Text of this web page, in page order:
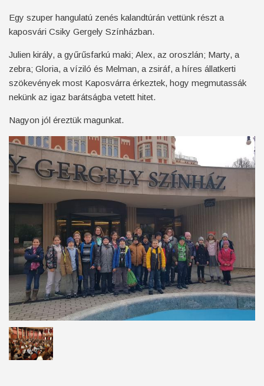
Egy szuper hangulatú zenés kalandtúrán vettünk részt a
kaposvári Csiky Gergely Színházban.
Julien király, a gyűrűsfarkú maki; Alex, az oroszlán; Marty, a
zebra; Gloria, a víziló és Melman, a zsiráf, a híres állatkerti
szökevények most Kaposvárra érkeztek, hogy megmutassák
nekünk az igaz barátságba vetett hitet.
Nagyon jól éreztük magunkat.